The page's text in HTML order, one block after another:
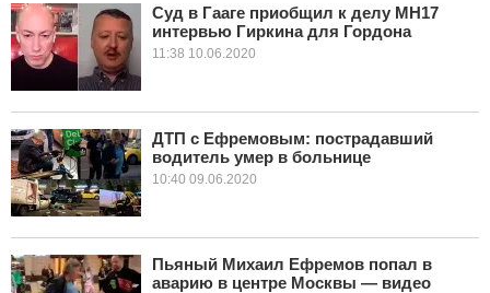
ШОУ-БИЗНЕС
ЭГОИЗМ
Суд в Гааге приобщил к делу МН17
интервью Гиркина для Гордона
11:38 10.06.2020
ДТП с Ефремовым: пострадавший
водитель умер в больнице
10:40 09.06.2020
Пьяный Михаил Ефремов попал в
аварию в центре Москвы — видео